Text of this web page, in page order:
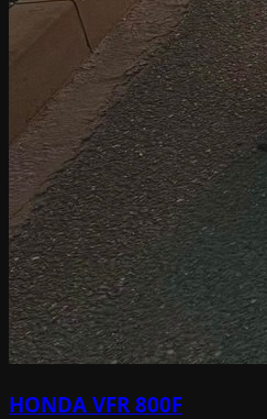
HONDA VFR 800F